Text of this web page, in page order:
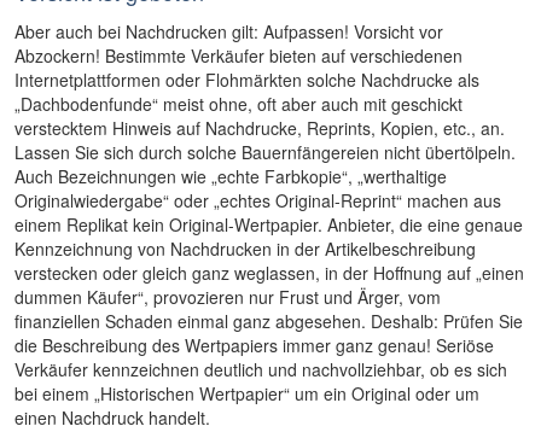
Aber auch bei Nachdrucken gilt: Aufpassen! Vorsicht vor
Abzockern! Bestimmte Verkäufer bieten auf verschiedenen
Internetplattformen oder Flohmärkten solche Nachdrucke als
„Dachbodenfunde“ meist ohne, oft aber auch mit geschickt
verstecktem Hinweis auf Nachdrucke, Reprints, Kopien, etc., an.
Lassen Sie sich durch solche Bauernfängereien nicht übertölpeln.
Auch Bezeichnungen wie „echte Farbkopie“, „werthaltige
Originalwiedergabe“ oder „echtes Original-Reprint“ machen aus
einem Replikat kein Original-Wertpapier. Anbieter, die eine genaue
Kennzeichnung von Nachdrucken in der Artikelbeschreibung
verstecken oder gleich ganz weglassen, in der Hoffnung auf „einen
dummen Käufer“, provozieren nur Frust und Ärger, vom
finanziellen Schaden einmal ganz abgesehen. Deshalb: Prüfen Sie
die Beschreibung des Wertpapiers immer ganz genau! Seriöse
Verkäufer kennzeichnen deutlich und nachvollziehbar, ob es sich
bei einem „Historischen Wertpapier“ um ein Original oder um
einen Nachdruck handelt.